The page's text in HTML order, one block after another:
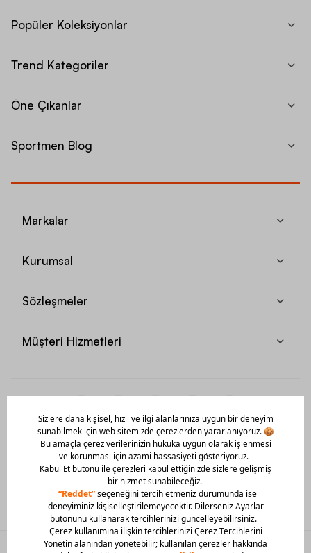
Popüler Koleksiyonlar
Trend Kategoriler
Öne Çıkanlar
Sportmen Blog
Markalar
Kurumsal
Sözleşmeler
Müşteri Hizmetleri
Mobil Uygulamamızı Hemen İndir!